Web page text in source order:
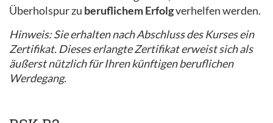
Überholspur zu beruflichem Erfolgverhelfen werden.
Hinweis: Sie erhalten nach Abschluss des Kurses ein
Zertifikat. Dieses erlangte Zertifikat erweist sich als
äußerst nützlich für Ihren künftigen beruflichen
Werdegang.